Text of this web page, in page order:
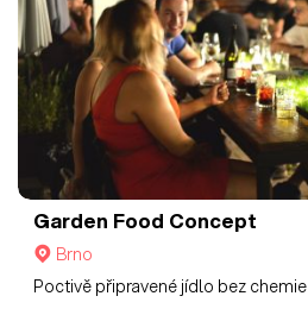
Garden Food Concept
Brno
Poctivě připravené jídlo bez chemie